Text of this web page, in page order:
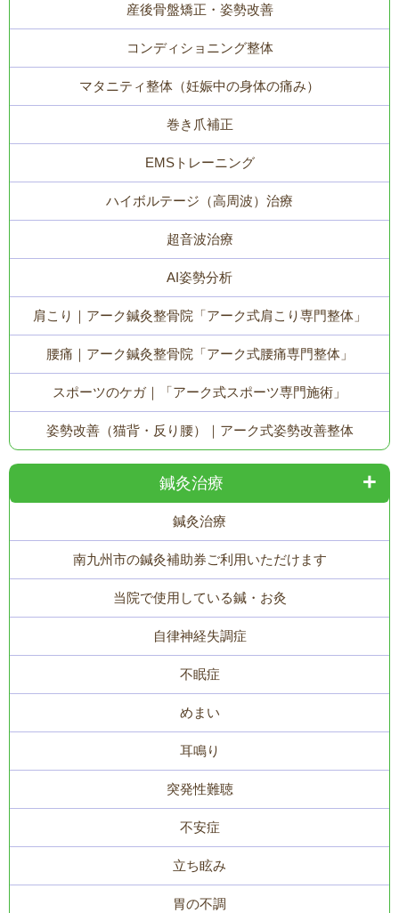
産後骨盤矯正・姿勢改善
コンディショニング整体
マタニティ整体（妊娠中の身体の痛み）
巻き爪補正
EMSトレーニング
ハイボルテージ（高周波）治療
超音波治療
AI姿勢分析
肩こり｜アーク鍼灸整骨院「アーク式肩こり専門整体」
腰痛｜アーク鍼灸整骨院「アーク式腰痛専門整体」
スポーツのケガ｜「アーク式スポーツ専門施術」
姿勢改善（猫背・反り腰）｜アーク式姿勢改善整体
鍼灸治療
鍼灸治療
南九州市の鍼灸補助券ご利用いただけます
当院で使用している鍼・お灸
自律神経失調症
不眠症
めまい
耳鳴り
突発性難聴
不安症
立ち眩み
胃の不調